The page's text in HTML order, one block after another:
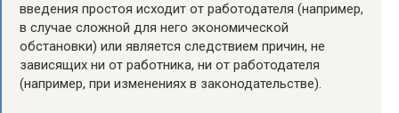
введения простоя исходит от работодателя (например,
в случае сложной для него экономической
обстановки) или является следствием причин, не
зависящих ни от работника, ни от работодателя
(например, при изменениях в законодательстве).